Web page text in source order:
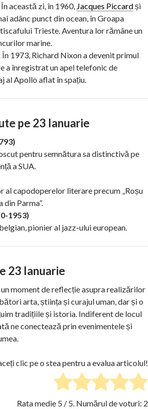
În această zi, în 1960, Jacques Piccardși
adânc punct din ocean, în Groapa
Trieste. Aventura lor rămâne un
marine.
În 1973, Richard Nixon a devenit primul
a înregistrat un apel telefonic de
al Apollo aflat în spațiu.
pe 23 Ianuarie
pentru semnătura sa distinctivă pe
a SUA.
al capodoperelor literare precum „Roșu
Parma”.
1953)
pionier al jazz-ului european.
23 Ianuarie
moment de reflecție asupra realizărilor
arta, știința și curajul uman, dar și o
tradițiile și istoria. Indiferent de locul
ne conectează prin evenimentele și
clic pe o stea pentru a evalua articolul!
Rata medie 5 / 5. Numărul de voturi: 2